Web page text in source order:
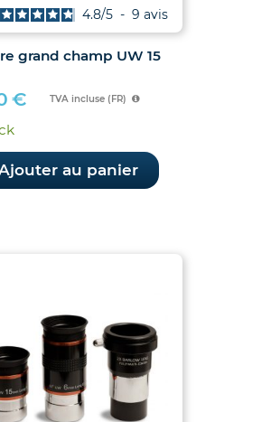
grand champ UW 15
4.8/5 - 9 avis
€ TVA incluse (FR)
au panier